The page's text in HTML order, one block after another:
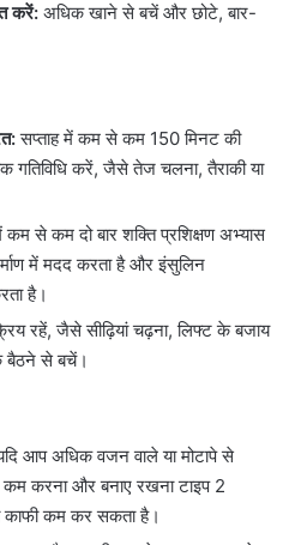
करें: अधिक खाने से बचें और छोटे, बार-
सप्ताह में कम से कम 150 मिनट की
गतिविधि करें, जैसे तेज चलना, तैराकी या
कम से कम दो बार शक्ति प्रशिक्षण अभ्यास
में मदद करता है और इंसुलिन
है।
रहें, जैसे सीढ़ियां चढ़ना, लिफ्ट के बजाय
से बचें।
आप अधिक वजन वाले या मोटापे से
करना और बनाए रखना टाइप 2
काफी कम कर सकता है।